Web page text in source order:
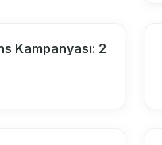
Kampanyası: 2